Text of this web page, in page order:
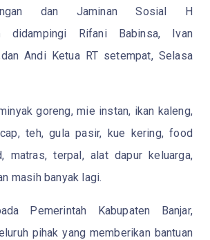
dan Jaminan Sosial H
didampingi Rifani Babinsa, Ivan
Andi Ketua RT setempat, Selasa
goreng, mie instan, ikan kaleng,
teh, gula pasir, kue kering, food
matras, terpal, alat dapur keluarga,
masih banyak lagi.
Pemerintah Kabupaten Banjar,
pihak yang memberikan bantuan